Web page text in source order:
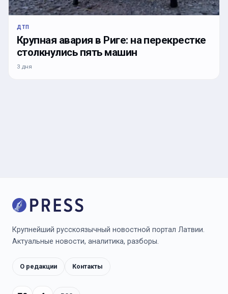
ДТП
Крупная авария в Риге: на перекрестке
столкнулись пять машин
3 дня
Крупнейший русскоязычный новостной портал Латвии.
Актуальные новости, аналитика, разборы.
О редакции Контакты